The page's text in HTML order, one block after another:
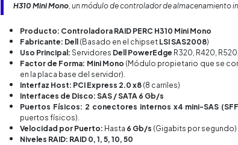
H310 Mini Mono, un módulo de controlador de almacenamiento
Producto: Controladora RAID PERC H310 Mini Mono
Fabricante: Dell
(Basado en el chipset LSI SAS2008)
Uso Principal: Servidores Dell PowerEdge R320, R420,
Factor de Forma: Mini Mono (Módulo propietario que se
en la placa base del servidor).
Interfaz Host: PCI Express 2.0 x8 (8 carriles)
Interfaces de Disco: SAS / SATA 6 Gb/s
Puertos Físicos: 2 conectores internos x4 mini-SAS
puertos físicos).
Velocidad por Puerto: Hasta 6 Gb/s (Gigabits por segundo)
Niveles RAID: RAID 0, 1, 5, 10, 50